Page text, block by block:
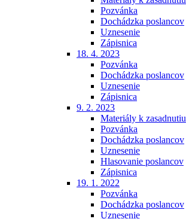
Pozvánka
Dochádzka poslancov
Uznesenie
Zápisnica
18. 4. 2023
Pozvánka
Dochádzka poslancov
Uznesenie
Zápisnica
9. 2. 2023
Materiály k zasadnutiu
Pozvánka
Dochádzka poslancov
Uznesenie
Hlasovanie poslancov
Zápisnica
19. 1. 2022
Pozvánka
Dochádzka poslancov
Uznesenie